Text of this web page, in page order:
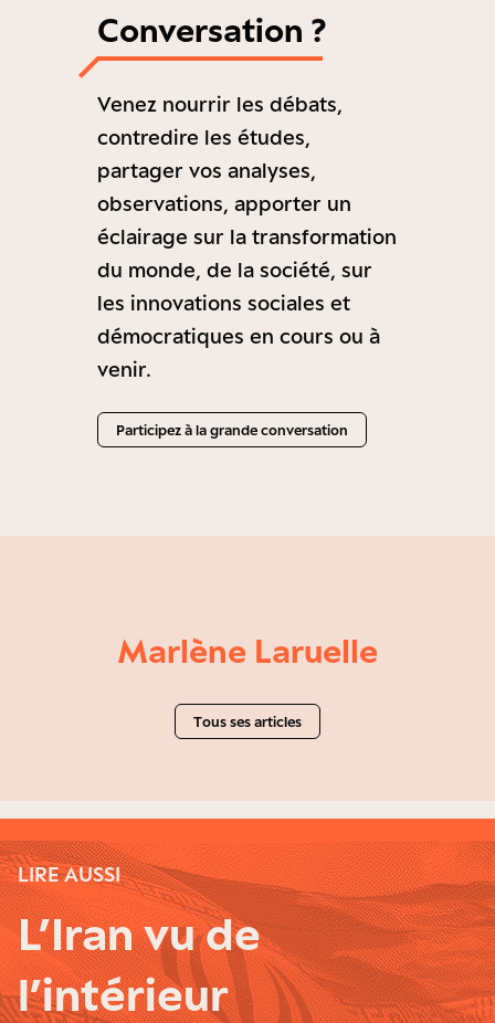
Conversation ?
Venez nourrir les débats,
contredire les études,
partager vos analyses,
observations, apporter un
éclairage sur la transformation
du monde, de la société, sur
les innovations sociales et
démocratiques en cours ou à
venir.
Participez à la grande conversation
Marlène Laruelle
Tous ses articles
LIRE AUSSI
L’Iran vu de
l’intérieur